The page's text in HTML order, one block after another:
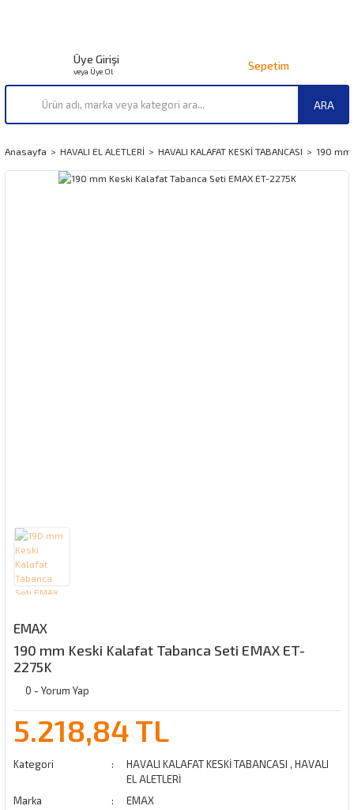
ARA
Üye Girişi
veya Üye Ol Sepetim
Anasayfa HAVALI EL ALETLERİ HAVALI KALAFAT KESKİ TABANCASI 190 mm
EMAX
190 mm Keski Kalafat Tabanca Seti EMAX ET-
2275K
0 - Yorum Yap
5.218,84 TL
Kategori HAVALI KALAFAT KESKİ TABANCASI ,HAVALI
EL ALETLERİ
Marka
EMAX